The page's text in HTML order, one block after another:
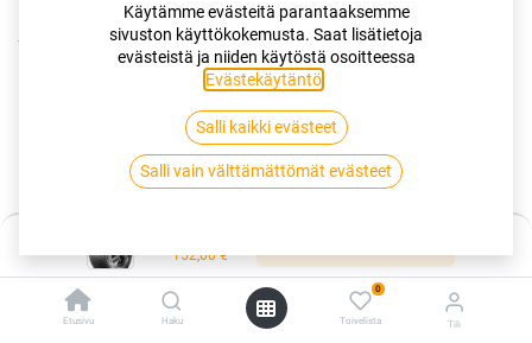
152,00€
Etusivu Haku
0
Toivelista Tili
Kauppa
185/65R15 92T CONTINENTAL ICECONTACT 8 XL EVC
185/65R15 92T CONTINENTAL
ICECONTACT 8 XL EVC
152,00€/ kpl
Saatavilla
Käytämme evästeitä parantaaksemme
sivuston käyttökokemusta. Saat lisätietoja
evästeistä ja niiden käytöstä osoitteessa
Evästekäytäntö
Salli kaikki evästeet
Salli vain välttämättömät evästeet